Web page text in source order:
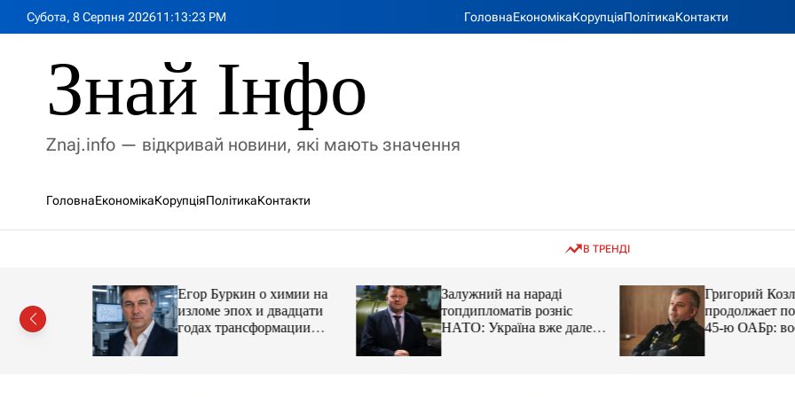
Субота, 8 Серпня 202611 :13:25 PM ГоловнаЕкономікаКорупціяПолітикаКонтакти
Знай Інфо
Znaj.info — відкривай новини, які мають значення
ГоловнаЕкономікаКорупціяПолітикаКонтакти
В ТРЕНДІ
із
Егор Буркин о химии на
изломе эпох и двадцати
годах трансформации
Залужний на нараді
топдипломатів розніс
НАТО: Україна вже далеко
попереду
Григорий
продолжает
45-ю ОАБр: